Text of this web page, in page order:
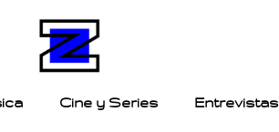
Cine y Series Entrevistas